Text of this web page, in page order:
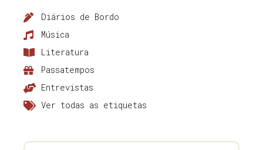
Diários de Bordo
Música
Literatura
Passatempos
Entrevistas
Ver todas as etiquetas